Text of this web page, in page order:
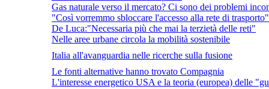
Gas naturale verso il mercato? Ci sono dei problemi
"Così vorremmo sbloccare l'accesso alla rete di trasporto"
De Luca:"Necessaria più che mai la terzietà delle reti"
Nelle aree urbane circola la mobilità sostenibile
Italia all'avanguardia nelle ricerche sulla fusione
Le fonti alternative hanno trovato Compagnia
L'interesse energetico USA e la teoria (europea) delle